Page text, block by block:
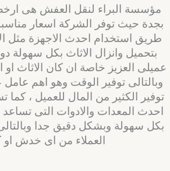
مؤسسة البراء لنقل العفش هى
بجدة حيث توفر الشركة اسعار
طريق استخدام احدث الاجهزة مثل
بتحميل وانزال الاثاث بكل سهولة
العزيز خاصة ان كان الاثاث او
وبالتالى توفير الوقت وهو اهم عامل
توفير الكثير من المال للعميل ، كما
احدث المعدات والادوات التى تساعد
بكل سهولة وبشكل دقيق جدا
العملاء من اى خدش او